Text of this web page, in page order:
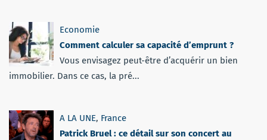
Economie
Comment calculer sa capacité d’emprunt ?
Vous envisagez peut-être d’acquérir un bien
immobilier. Dans ce cas, la pré...
A LA UNE, France
Patrick Bruel : ce détail sur son concert au